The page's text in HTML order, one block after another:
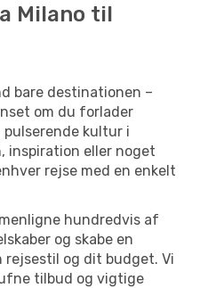
Milano til
bare destinationen –
om du forlader
kultur i
inspiration eller noget
rejse med en enkelt
hundredvis af
og skabe en
rejsestil og dit budget. Vi
tilbud og vigtige